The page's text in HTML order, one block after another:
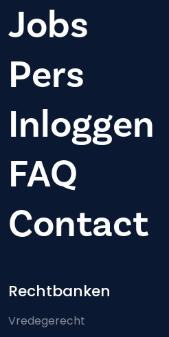
Jobs
Pers
Inloggen
FAQ
Contact
Footer-menu
Rechtbanken
Vredegerecht